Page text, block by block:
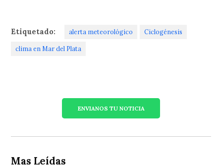
Etiquetado: alerta meteorológico Ciclogénesis
clima en Mar del Plata
ENVIANOS TU NOTICIA
Mas Leídas